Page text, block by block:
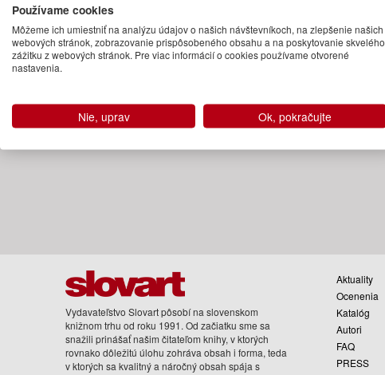
Na sklade
Vydavateľstvo Slovart pôsobí na slovenskom
knižnom trhu od roku 1991. Od začiatku sme sa
snažili prinášať našim čitateľom knihy, v ktorých
rovnako dôležitú úlohu zohráva obsah i forma, teda
v ktorých sa kvalitný a náročný obsah spája s
Aktuality
Ocenenia
Katalóg
Autori
FAQ
PRESS
Používame cookies
Môžeme ich umiestniť na analýzu údajov o našich návštevníkoch, na zlepšenie našich
webových stránok, zobrazovanie prispôsobeného obsahu a na poskytovanie skvelého
zážitku z webových stránok. Pre viac informácií o cookies používame otvorené
nastavenia.
Nie, uprav Ok, pokračujte